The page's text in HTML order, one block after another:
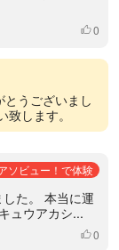
いいね
0
うございまし
します。
ソビュー！で体験
た。 本当に運
ュウアカシ...
いいね
0